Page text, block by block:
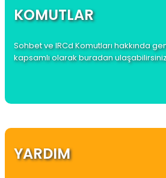
SOHBETE
KOMUTLAR
Sohbet ve IRCd Komutları hakkında
kapsamlı olarak buradan
YARDIM